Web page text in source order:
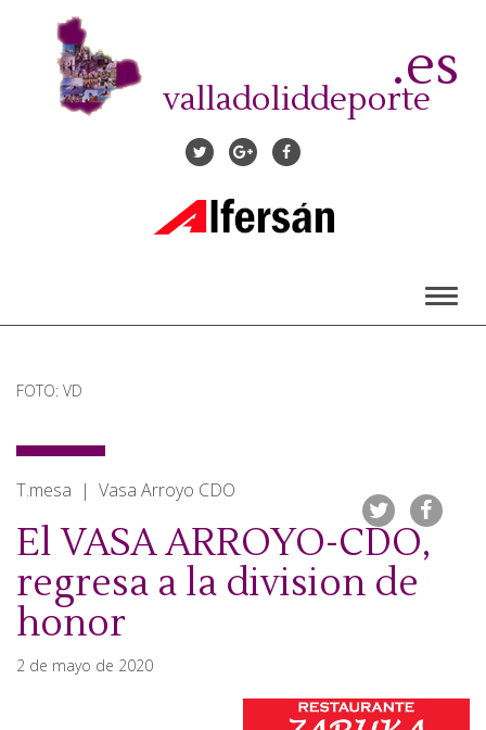
contenido
valladoliddeporte
.es
FOTO: VD
T.mesa | Vasa Arroyo CDO
El VASA ARROYO-CDO,
regresa a la division de
honor
2 de mayo de 2020